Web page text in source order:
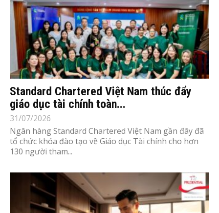
Standard Chartered Việt Nam thúc đẩy
giáo dục tài chính toàn...
31/07/2026
Ngân hàng Standard Chartered Việt Nam gần đây đã
tổ chức khóa đào tạo về Giáo dục Tài chính cho hơn
130 người tham...